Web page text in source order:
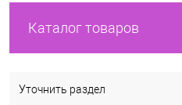
Каталог товаров
Уточнить раздел